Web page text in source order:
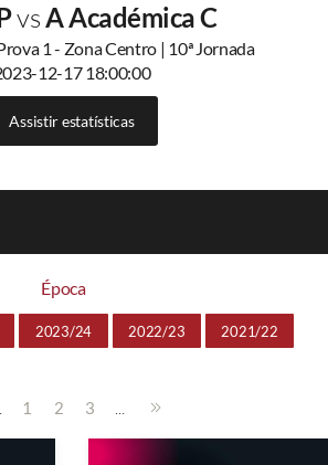
vsA Académica C
1 - Zona Centro | 10ª Jornada
12-17 18:00:00
Assistir estatísticas
Época
2023/24 2022/23 2021/22
1 2 3 ...